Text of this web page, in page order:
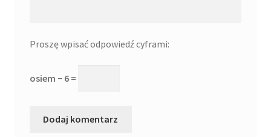
Proszę wpisać odpowiedź cyframi:
osiem − 6 =